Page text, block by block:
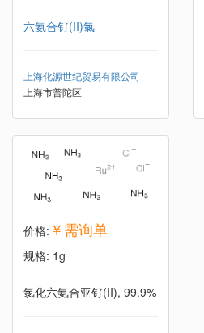
六氨合钌(II)氯
上海化源世纪贸易有限公司
上海市普陀区
价格: ￥需询单
规格: 1g
氯化六氨合亚钌(II), 99.9%